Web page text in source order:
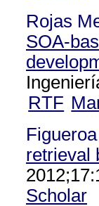
Rojas
SOA-
RTF
retrieval
Scholar